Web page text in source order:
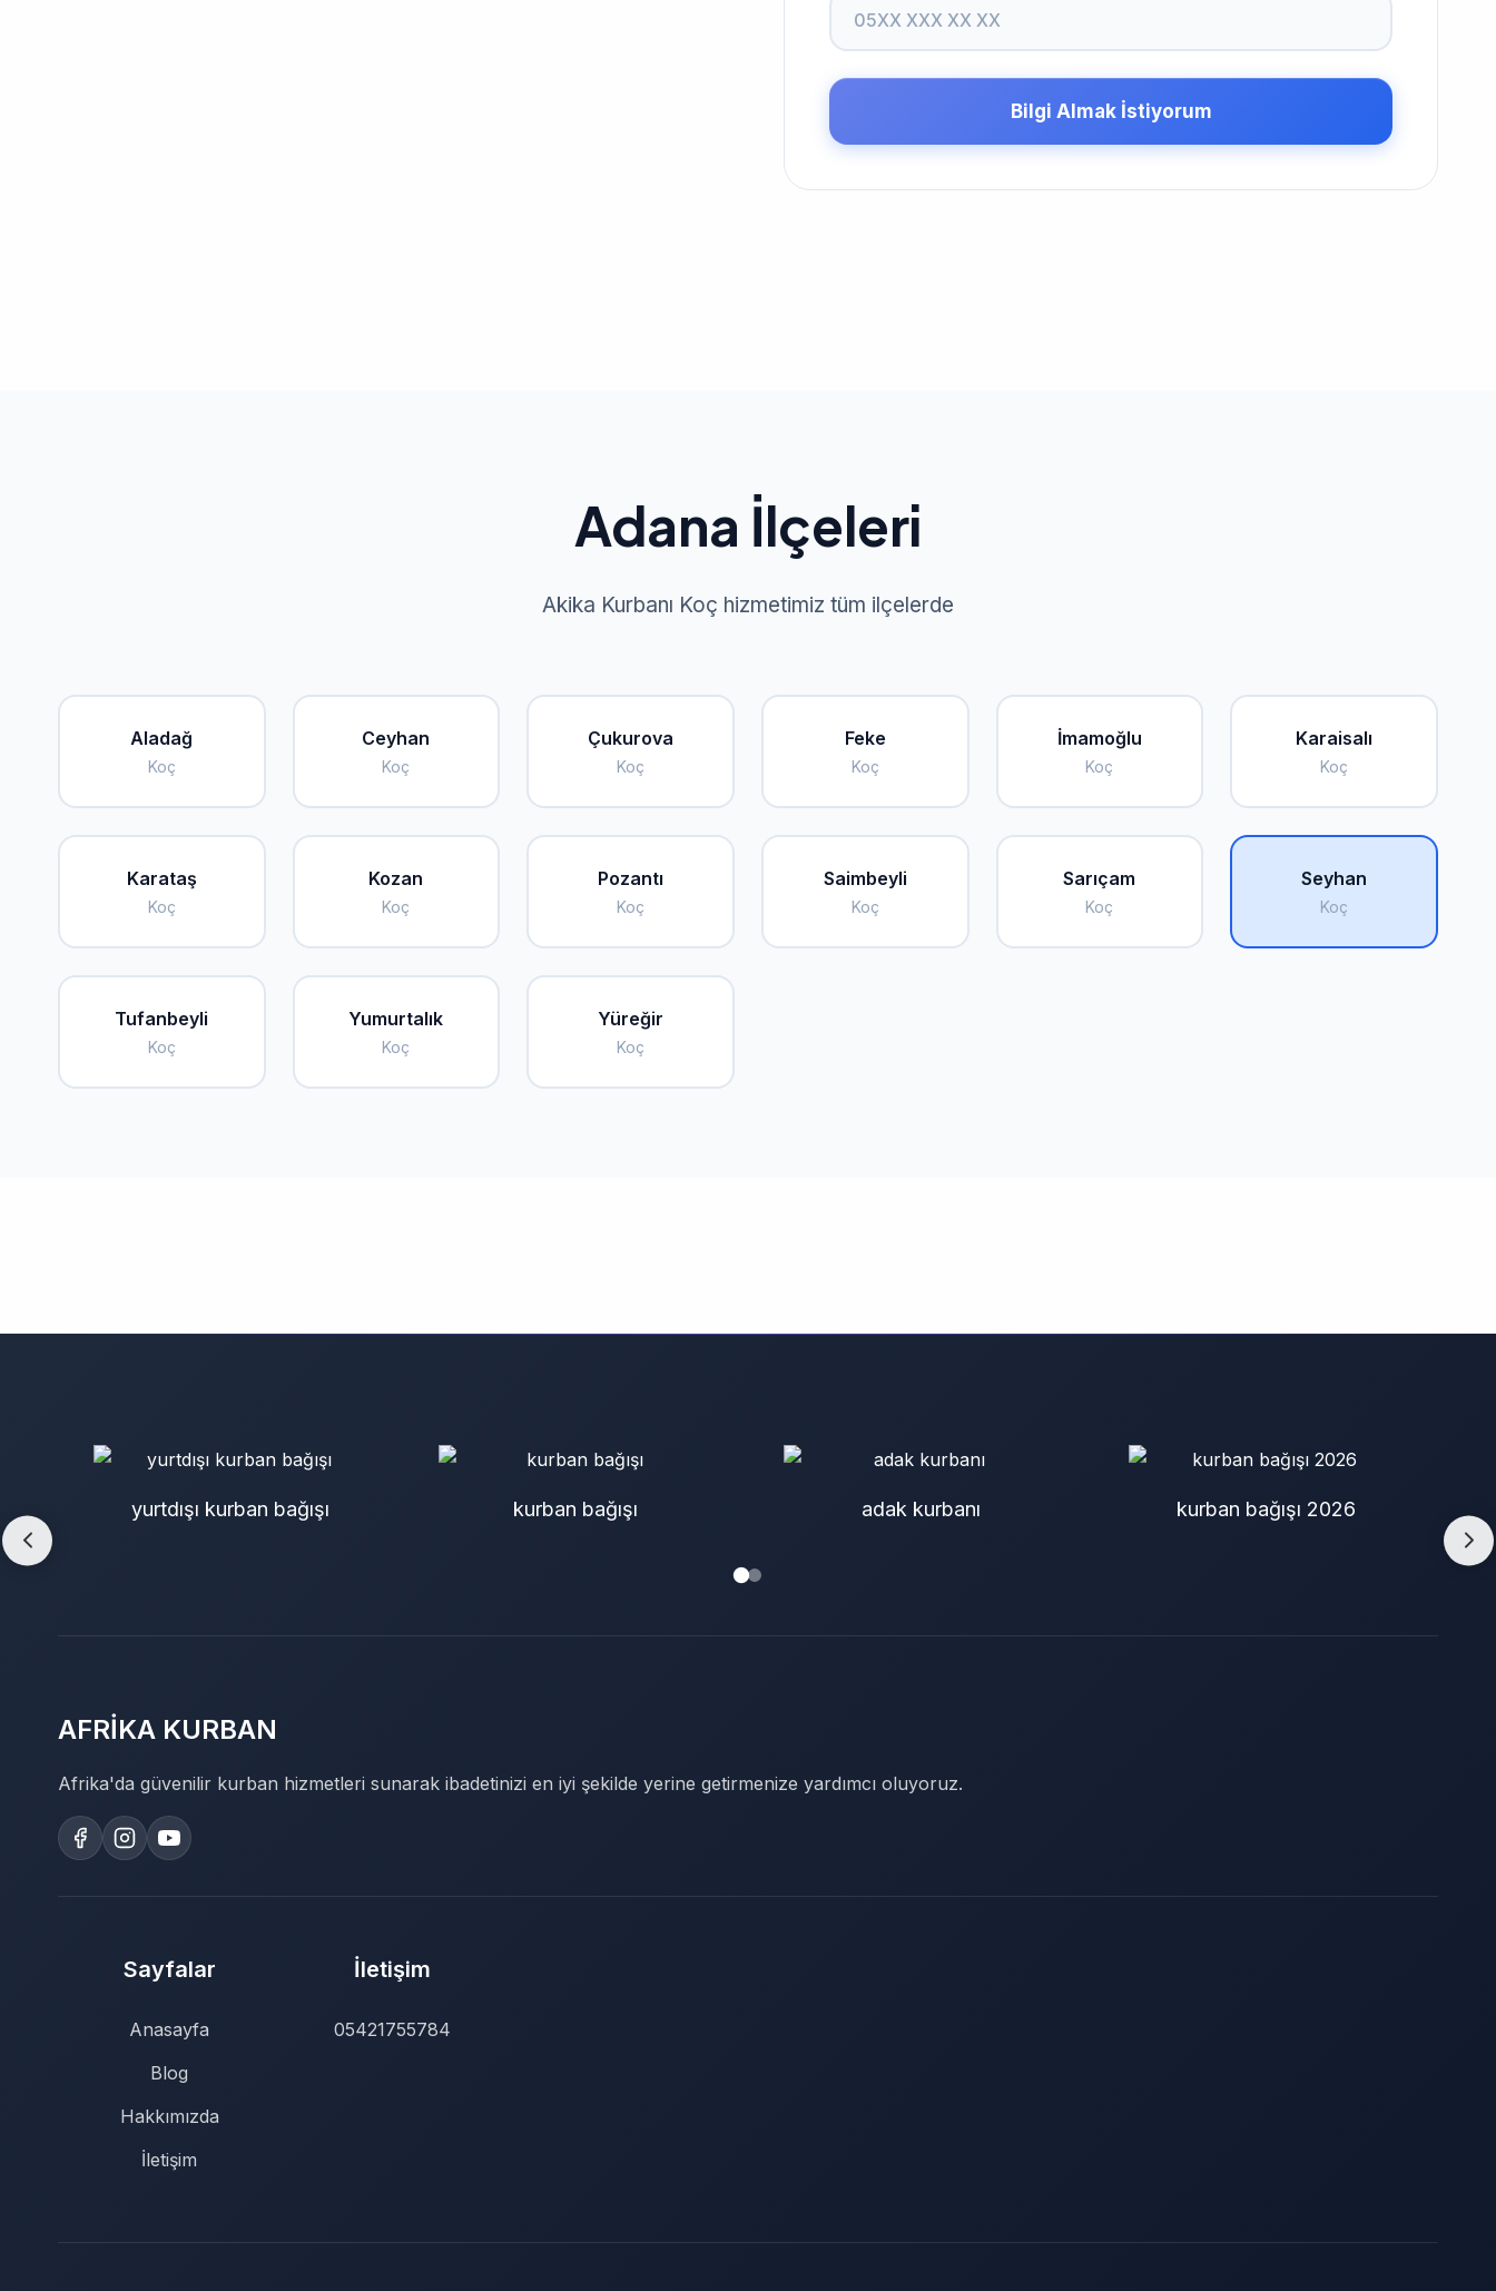
Bilgi Almak İstiyorum
Adana İlçeleri
Akika Kurbanı Koç hizmetimiz tüm ilçelerde
Aladağ
Koç
Ceyhan
Koç
Çukurova
Koç
Feke
Koç
İmamoğlu
Koç
Karaisalı
Koç
Karataş
Koç
Kozan
Koç
Pozantı
Koç
Saimbeyli
Koç
Sarıçam
Koç
Seyhan
Koç
Tufanbeyli
Koç
Yumurtalık
Koç
Yüreğir
Koç
yurtdışı kurban bağışı kurban bağışı adak kurbanı kurban bağışı 2026
AFRİKA KURBAN
Afrika'da güvenilir kurban hizmetleri sunarak ibadetinizi en iyi şekilde yerine getirmenize yardımcı oluyoruz.
Sayfalar
Anasayfa
Blog
Hakkımızda
İletişim
İletişim
05421755784